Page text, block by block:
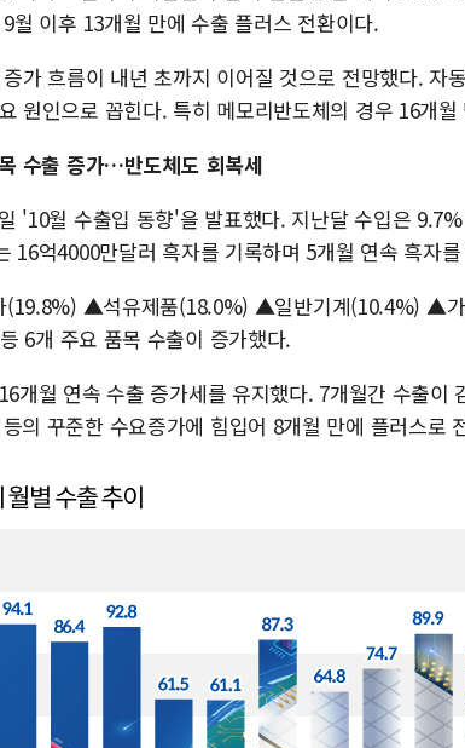
월 이후 13개월 만에 수출 플러스 전환이다.
가 흐름이 내년 초까지 이어질 것으로 전망했다. 자
원인으로 꼽힌다. 특히 메모리반도체의 경우 16개
수출 증가…반도체도 회복세
'10월 수출입 동향'을 발표했다. 지난달 수입은
16억4000만달러 흑자를 기록하며 5개월 연속 흑자
(19.8%) ▲석유제품(18.0%) ▲일반기계(10.4%) ▲
6개 주요 품목 수출이 증가했다.
개월 연속 수출 증가세를 유지했다. 7개월간 수출이
의 꾸준한 수요증가에 힘입어 8개월 만에 플러스로